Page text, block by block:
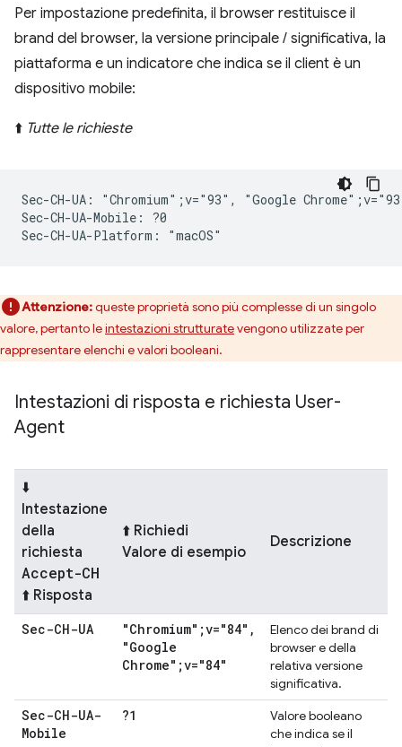
Per impostazione predefinita, il browser restituisce il
brand del browser, la versione principale / significativa, la
piattaforma e un indicatore che indica se il client è un
dispositivo mobile:
⬆️ Tutte le richieste
Sec-CH-UA: "Chromium";v="93", "Google
Sec-CH-UA-Mobile: ?0
Attenzione:queste proprietà sono più complesse di un singolo
valore, pertanto leintestazioni strutturatevengono utilizzate per
rappresentare elenchi e valori booleani.
Intestazioni di risposta e richiesta User-
Agent
⬇️
Intestazione
della
richiesta
Accept-CH
⬆️ Risposta
⬆️ Richiedi
Valore di esempio
Descrizione
Sec-CH-UA "Chromium";v="84" ,
"Google
Chrome";v="84"
Elenco dei brand di
browser e della
relativa versione
significativa.
Sec-CH-UA-
Mobile
?1
Valore booleano
che indica se il